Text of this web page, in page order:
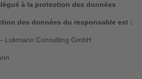
à la protection des données
des données du responsable est :
Lukmann Consulting GmbH